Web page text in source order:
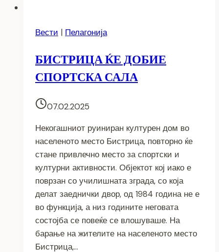
Вести | Пелагонија
БИСТРИЦА ЌЕ ДОБИЕ
СПОРТСКА САЛА
07.02.2025
Некогашниот руиниран културен дом во
населеното место Бистрица, повторно ќе
стане привлечно место за спортски и
културни активности. Објектот кој иако е
поврзан со училишната зграда, со која
делат заеднички двор, од 1984 година не е
во функција, а низ годините неговата
состојба се повеќе се влошуваше. На
барање на жителите на населеното место
Бистрица,…